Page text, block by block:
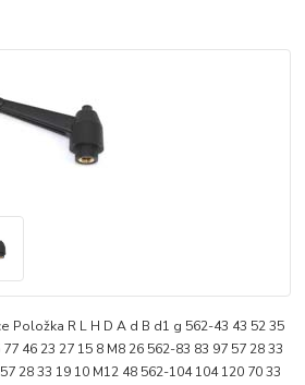
Položka R L H D A d B d1 g 562-43 43 52 35
46 23 27 15 8 M8 26 562-83 83 97 57 28 33
28 33 19 10 M12 48 562-104 104 120 70 33